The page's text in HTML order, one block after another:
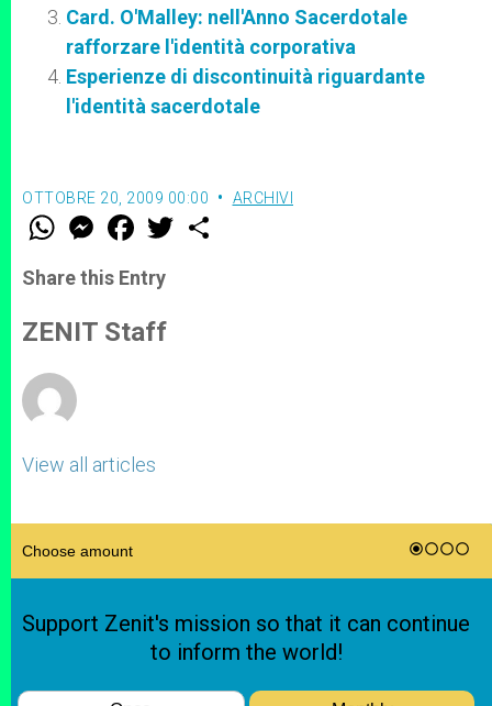
Card. O'Malley: nell'Anno Sacerdotale
rafforzare l'identità corporativa
Esperienze di discontinuità riguardante
l'identità sacerdotale
OTTOBRE 20, 2009 00:00 ARCHIVI
W
t
s
p
p
M
e
s
e
g
e
F
a
e
b
o
k
w
Share this Entry
ZENIT Staff
View all articles